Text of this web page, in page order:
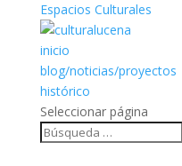
Espacios Culturales
inicio
blog/noticias/proyectos
histórico
Seleccionar página